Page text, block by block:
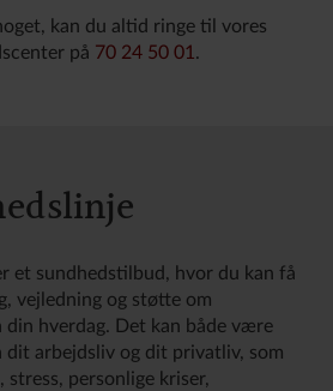
kan du altid ringe til vores
på 70 24 50 01.
et sundhedstilbud, hvor du kan få
vejledning og støtte om
hverdag. Det kan både være
arbejdsliv og dit privatliv, som
personlige kriser,